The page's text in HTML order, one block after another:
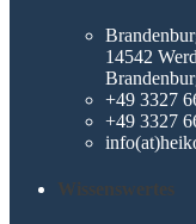
14542
+49 3327
+49 3327
Wissenswertes